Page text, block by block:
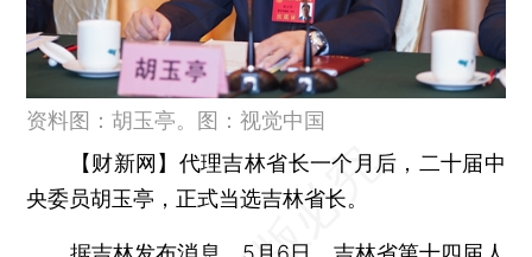
资料图：胡玉亭。图：视觉中国
【财新网】 代理吉林省长一个月后，二十届中
央委员胡玉亭，正式当选吉林省长。